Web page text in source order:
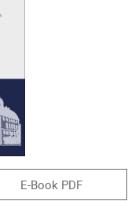
E-Book PDF